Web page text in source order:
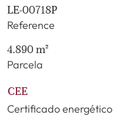
LE-00718P
Reference
4.890 m²
Parcela
CEE
Certificado energético